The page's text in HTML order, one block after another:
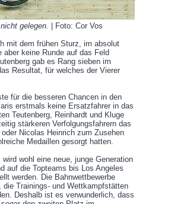
gelegen.
| Foto: Cor Vos
mit dem frühen Sturz, im absolut
keine Runde auf das Feld
gab es Rang sieben im
Resultat, für welches der Vierer
für die besseren Chancen in den
erstmals keine Ersatzfahrer in das
Teutenberg, Reinhardt und Kluge
stärkeren Verfolgungsfahrern das
Nicolas Heinrich zum Zusehen
Medaillen gesorgt hatten.
wohl eine neue, junge Generation
auf die Topteams bis Los Angeles
werden. Die Bahnwettbewerbe
die Trainings- und Wettkampfstätten
Deshalb ist es verwunderlich, dass